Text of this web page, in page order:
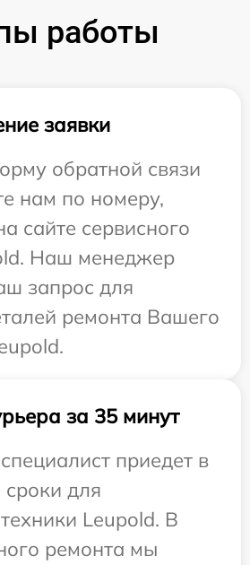
работы
заявки
обратной связи
нам по номеру,
сайте сервисного
Наш менеджер
запрос для
ремонта Вашего
за 35 минут
приедет в
для
Leupold. В
ремонта мы